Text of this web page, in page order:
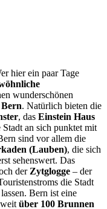
hier ein paar Tage
wunderschönen
. Natürlich bieten die
, das Einstein Haus
an sich punktet mit
sind vor allem die
(Lauben), die sich
sehenswert. Das
der Zytglogge – der
die Stadt
Bern ist eine
über 100 Brunnen